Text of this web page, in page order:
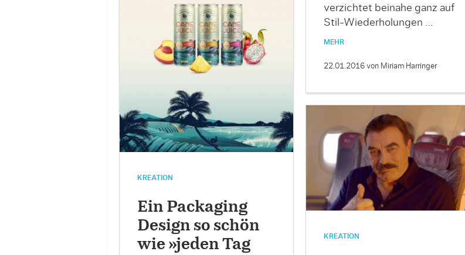
verzichtet beinahe ganz auf
Stil-Wiederholungen …
MEHR
22.01.2016 von Miriam Harringer
KREATION
Ein Packaging
Design so schön
wie »jeden Tag
KREATION